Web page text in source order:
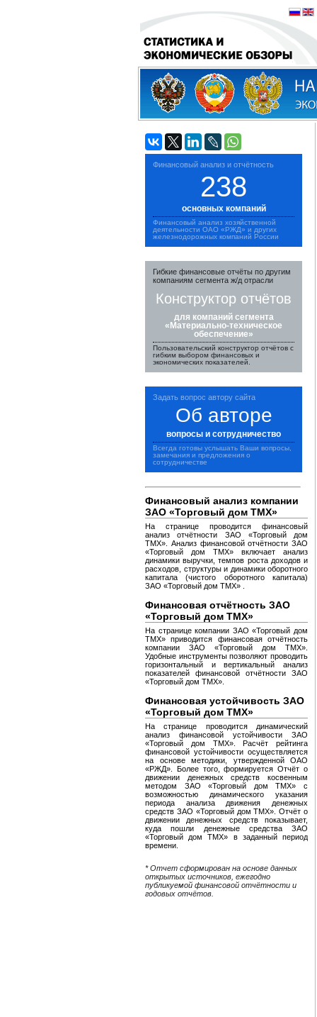
Финансовый анализ и отчётность
238
основных компаний
Финансовый анализ хозяйственной
деятельности ОАО «РЖД» и других
железнодорожных компаний России
Гибкие финансовые отчёты по другим
компаниям сегмента ж/д отрасли
Конструктор отчётов
для компаний сегмента
«Материально-техническое
обеспечение»
Пользовательский конструктор отчётов с
гибким выбором финансовых и
экономических показателей.
Задать вопрос автору сайта
Об авторе
вопросы и сотрудничество
Всегда готовы услышать Ваши вопросы,
замечания и предложения о
сотрудничестве
Финансовый анализ компании
ЗАО «Торговый дом ТМХ»
На странице проводится финансовый
анализ отчётности ЗАО «Торговый дом
ТМХ». Анализ финансовой отчётности ЗАО
«Торговый дом ТМХ» включает анализ
динамики выручки, темпов роста доходов и
расходов, структуры и динамики оборотного
капитала (чистого оборотного капитала)
ЗАО «Торговый дом ТМХ» .
Финансовая отчётность ЗАО
«Торговый дом ТМХ»
На странице компании ЗАО «Торговый дом
ТМХ» приводится финансовая отчётность
компании ЗАО «Торговый дом ТМХ».
Удобные инструменты позволяют проводить
горизонтальный и вертикальный анализ
показателей финансовой отчётности ЗАО
«Торговый дом ТМХ».
Финансовая устойчивость ЗАО
«Торговый дом ТМХ»
На странице проводится динамический
анализ финансовой устойчивости ЗАО
«Торговый дом ТМХ». Расчёт рейтинга
финансовой устойчивости осуществляется
на основе методики, утвержденной ОАО
«РЖД». Более того, формируется Отчёт о
движении денежных средств косвенным
методом ЗАО «Торговый дом ТМХ» с
возможностью динамического указания
периода анализа движения денежных
средств ЗАО «Торговый дом ТМХ». Отчёт о
движении денежных средств показывает,
куда пошли денежные средства ЗАО
«Торговый дом ТМХ» в заданный период
времени.
* Отчет сформирован на основе данных
открытых источников, ежегодно
публикуемой финансовой отчётности и
годовых отчётов.